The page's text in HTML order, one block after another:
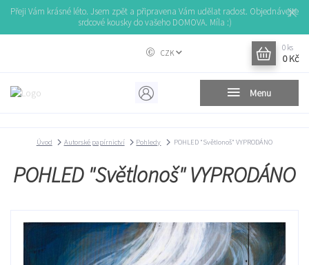
Přeji Vám krásné léto. Jsem zpět a připravena Vám udělat radost. Objednávejte
srdcové kousky do vašeho DOMOVA. Míla :)
Menu
CZK
0 ks
0 Kč
Úvod Autorské papírnictví Pohledy POHLED "Světlonoš" VYPRODÁNO
POHLED "Světlonoš" VYPRODÁNO